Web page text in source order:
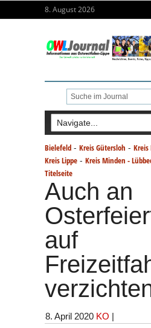
8. August 2026
Bielefeld - Kreis Gütersloh - Kreis
Kreis Lippe - Kreis Minden -
Titelseite
Auch an
auf
8. April 2020 KO |